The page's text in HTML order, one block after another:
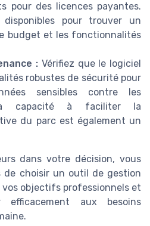
pour des licences payantes.
disponibles pour trouver un
budget et les fonctionnalités
: Vérifiez que le logiciel
robustes de sécurité pour
sensibles contre les
La capacité à faciliter la
du parc est également un
dans votre décision, vous
de choisir un outil de gestion
objectifs professionnels et
efficacement aux besoins